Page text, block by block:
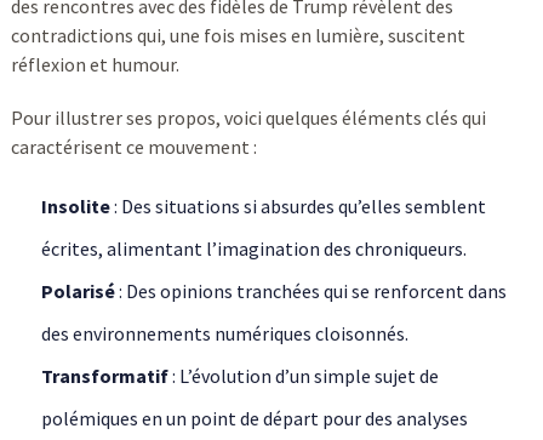
des rencontres avec des fidèles de Trump révèlent des
contradictions qui, une fois mises en lumière, suscitent
réflexion et humour.
Pour illustrer ses propos, voici quelques éléments clés qui
caractérisent ce mouvement :
Insolite: Des situations si absurdes qu’elles semblent
écrites, alimentant l’imagination des chroniqueurs.
Polarisé: Des opinions tranchées qui se renforcent dans
des environnements numériques cloisonnés.
Transformatif: L’évolution d’un simple sujet de
polémiques en un point de départ pour des analyses